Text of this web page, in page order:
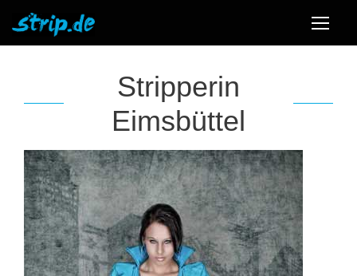
Stripperin
Eimsbüttel